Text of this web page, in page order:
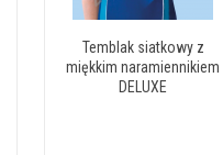
Temblak siatkowy z
miękkim naramiennikiem
DELUXE